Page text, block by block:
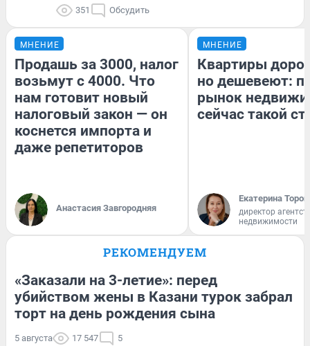
351 Обсудить
МНЕНИЕ
Продашь за 3000, налог
возьмут с 4000. Что
нам готовит новый
налоговый закон — он
коснется импорта и
даже репетиторов
Анастасия Завгородняя
МНЕНИЕ
Квартиры
но дешевеют:
рынок
сейчас такой
Екатерина
директор
недвижимости
РЕКОМЕНДУЕМ
«Заказали на 3-летие»: перед
убийством жены в Казани турок забрал
торт на день рождения сына
5 августа 17 547 5